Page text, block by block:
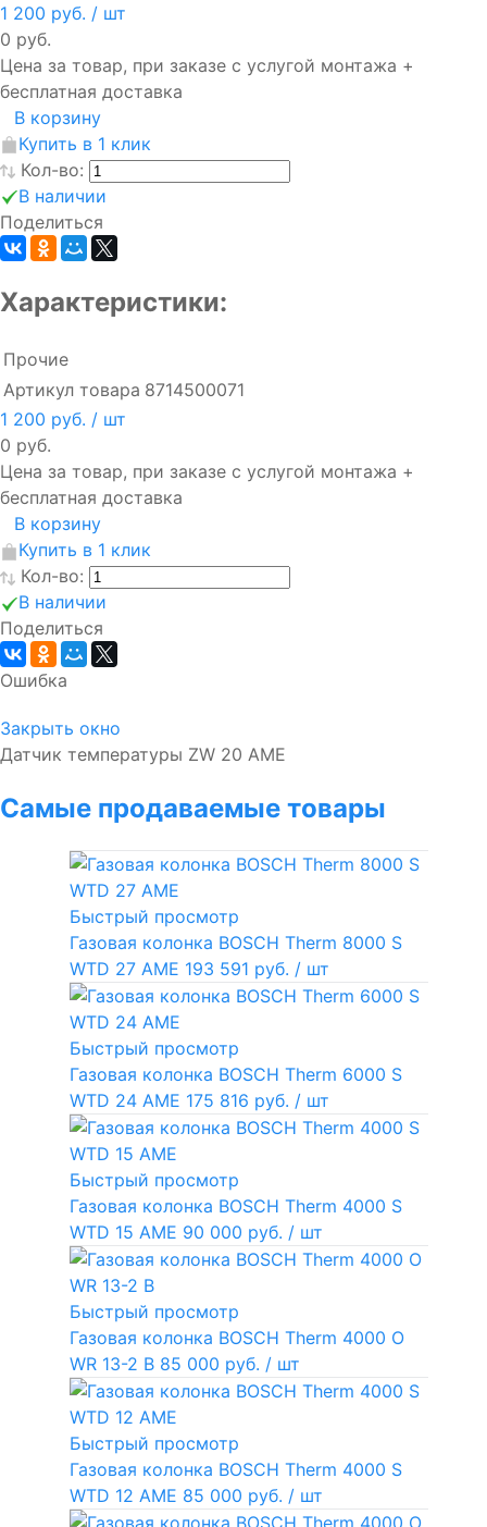
1 200 руб. / шт
0 руб.
Цена за товар, при заказе с услугой монтажа +
бесплатная доставка
В корзину
Купить в 1 клик
Кол-во:
В наличии
Поделиться
Характеристики:
Прочие
Артикул товара 8714500071
1 200 руб. / шт
0 руб.
Цена за товар, при заказе с услугой монтажа +
бесплатная доставка
В корзину
Купить в 1 клик
Кол-во:
В наличии
Поделиться
Ошибка
Закрыть окно
Датчик температуры ZW 20 AME
Самые продаваемые товары
Быстрый просмотр
Газовая колонка BOSCH Therm 8000 S
WTD 27 AME 193 591 руб. / шт
Быстрый просмотр
Газовая колонка BOSCH Therm 6000 S
WTD 24 AME 175 816 руб. / шт
Быстрый просмотр
Газовая колонка BOSCH Therm 4000 S
WTD 15 AME 90 000 руб. / шт
Быстрый просмотр
Газовая колонка BOSCH Therm 4000 O
WR 13-2 В 85 000 руб. / шт
Быстрый просмотр
Газовая колонка BOSCH Therm 4000 S
WTD 12 AME 85 000 руб. / шт